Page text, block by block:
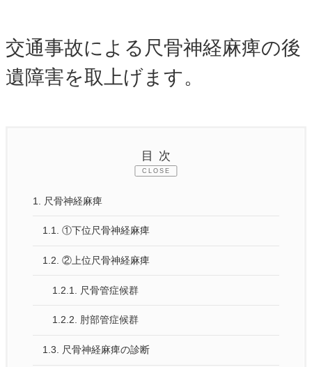
交通事故による尺骨神経麻痺の後
遺障害を取上げます。
目次
CLOSE
1. 尺骨神経麻痺
1.1. ①下位尺骨神経麻痺
1.2. ②上位尺骨神経麻痺
1.2.1. 尺骨管症候群
1.2.2. 肘部管症候群
1.3. 尺骨神経麻痺の診断